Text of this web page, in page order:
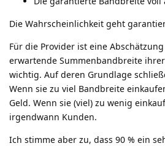
Die Wahrscheinlichkeit geht
Für die Provider ist eine
erwartende Summenbandbreite
wichtig. Auf deren Grundlage
Wenn sie zu viel Bandbreite
Geld. Wenn sie (viel) zu wenig
irgendwann Kunden.
Ich stimme aber zu, dass 90 % ein